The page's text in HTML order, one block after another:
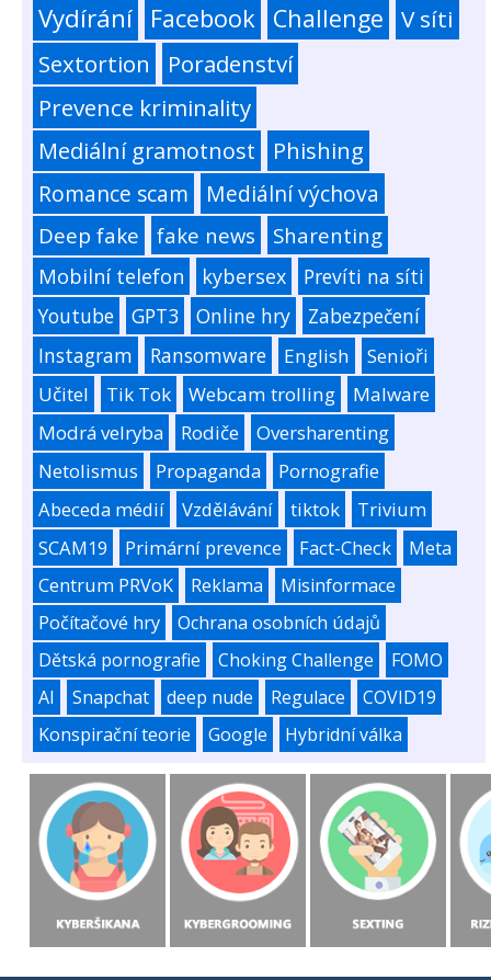
Vydírání Facebook Challenge
V síti
Sextortion
Poradenství
Prevence kriminality
Mediální gramotnost
Phishing
Romance scam
Mediální výchova
Deep fake fake news Sharenting
Mobilní telefon kybersex
Prevíti na síti
Youtube
GPT3 Online hry
Zabezpečení
Instagram
Ransomware English
Senioři
Učitel
Tik Tok Webcam trolling
Malware
Modrá velryba
Rodiče
Oversharenting
Netolismus
Propaganda
Pornografie
Abeceda médií
Vzdělávání tiktok
Trivium
SCAM19
Primární prevence Fact-Check
Meta
Centrum PRVoK
Reklama
Misinformace
Počítačové hry
Ochrana osobních údajů
Dětská pornografie
Choking Challenge
FOMO
AI
Snapchat deep nude Regulace
COVID19
Konspirační teorie
Google Hybridní válka